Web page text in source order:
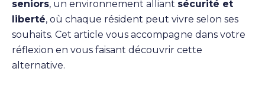
seniors, un environnement alliant sécurité et
liberté, où chaque résident peut vivre selon ses
souhaits. Cet article vous accompagne dans votre
réflexion en vous faisant découvrir cette
alternative.